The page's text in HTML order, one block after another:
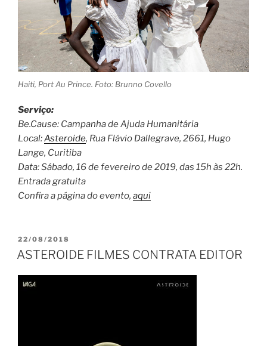
Haiti, Port Au Prince. Foto: Brunno Covello
Serviço:
Be.Cause: Campanha de Ajuda Humanitária
Local:Asteroide, Rua Flávio Dallegrave, 2661, Hugo
Lange, Curitiba
Data: Sábado, 16 de fevereiro de 2019, das 15h às 22h.
Entrada gratuita
Confira a página do evento, aqui
PUBLICADO
EM
22/08/2018
ASTEROIDE FILMES CONTRATA EDITOR